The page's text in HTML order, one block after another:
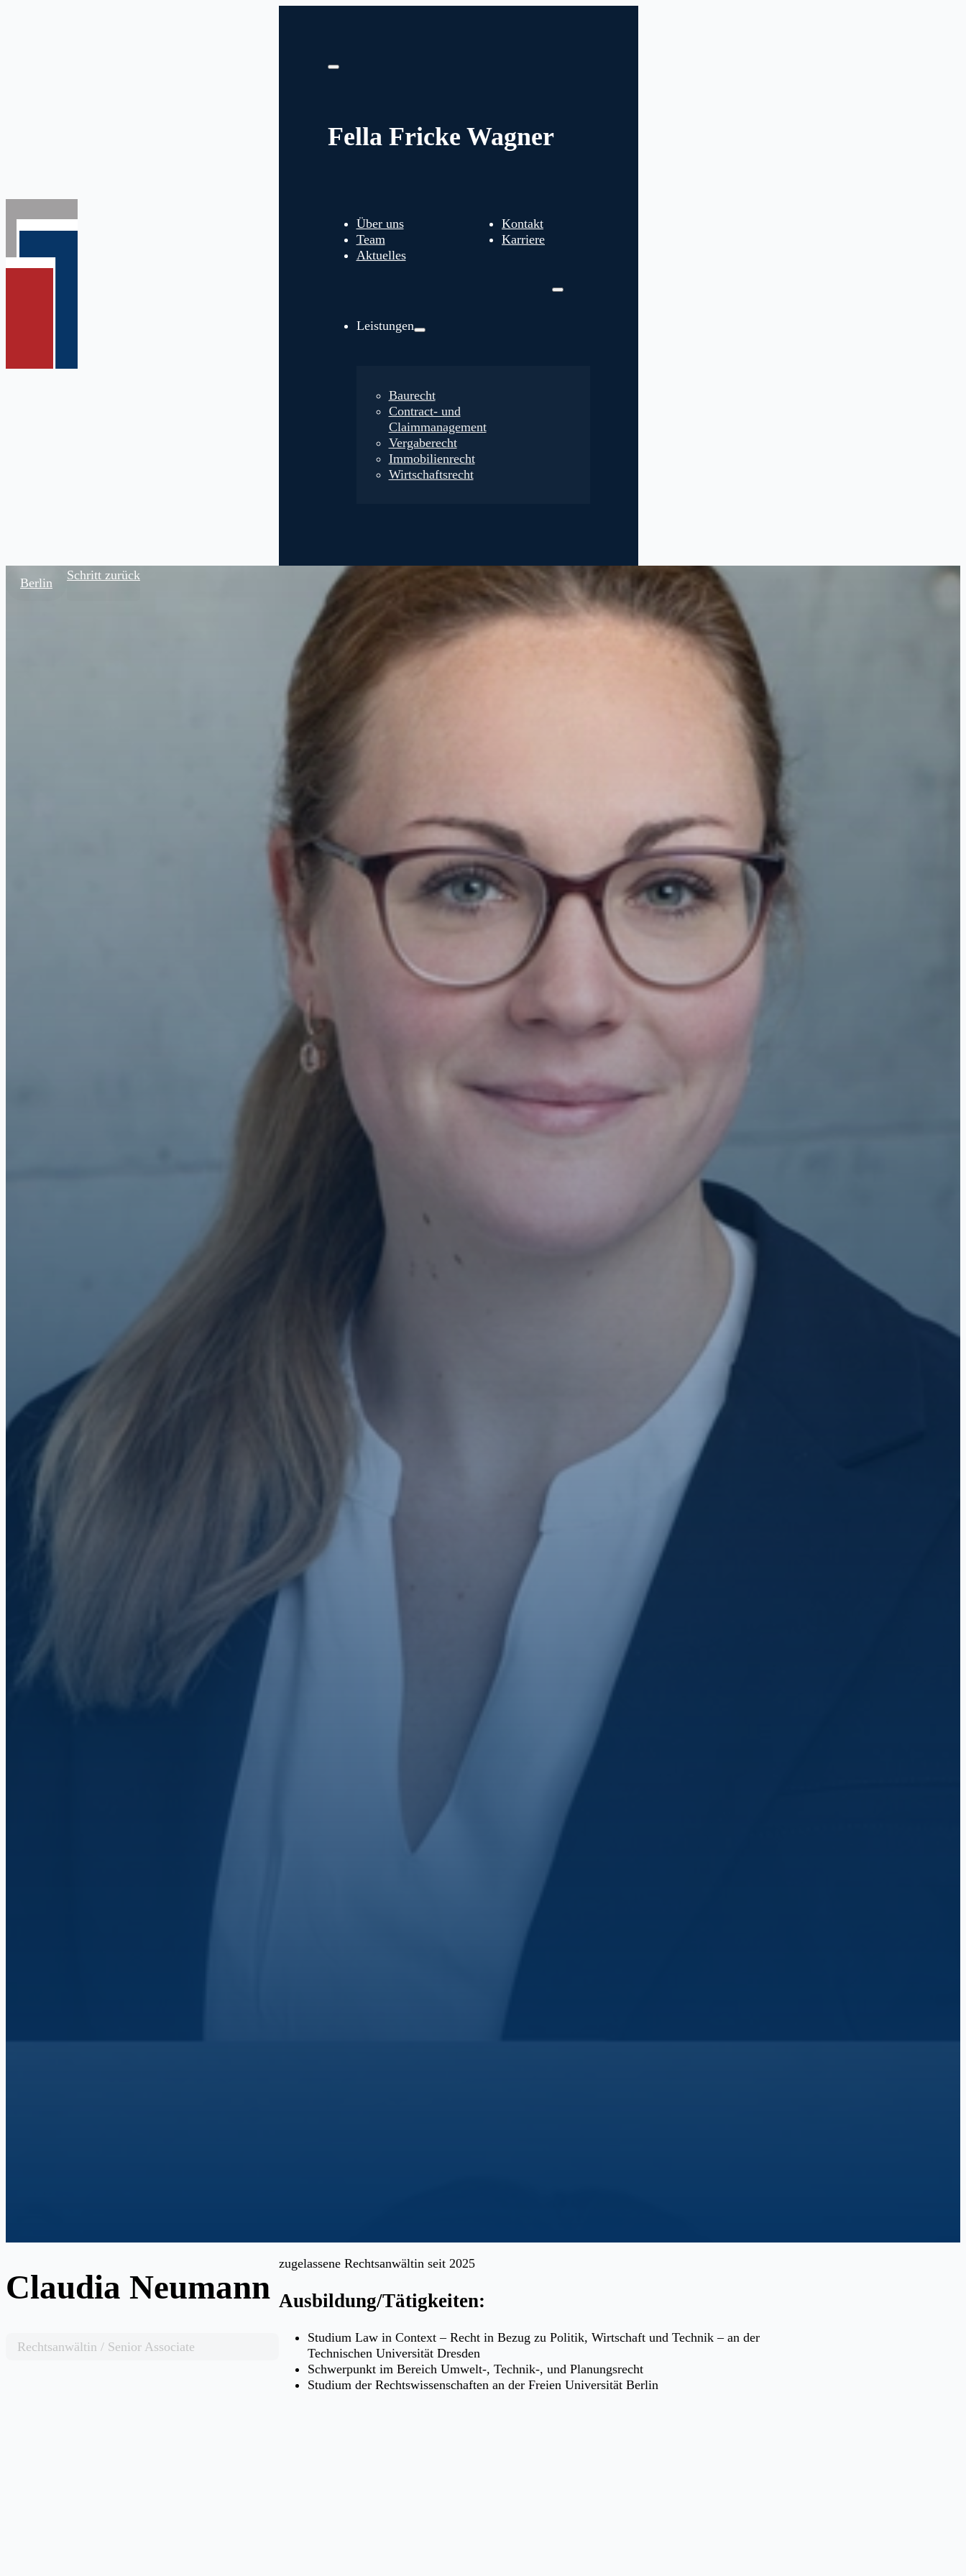
Fella Fricke Wagner
Über uns
Team
Aktuelles
Kontakt
Karriere
Leistungen
Baurecht
Contract- und
Claimmanagement
Vergaberecht
Immobilienrecht
Wirtschaftsrecht
Berlin
Schritt zurück
Claudia Neumann
Rechtsanwältin / Senior Associate
zugelassene Rechtsanwältin seit 2025
Ausbildung/Tätigkeiten:
Studium Law in Context – Recht in Bezug zu Politik, Wirtschaft und Technik – an der
Technischen Universität Dresden
Schwerpunkt im Bereich Umwelt-, Technik-, und Planungsrecht
Studium der Rechtswissenschaften an der Freien Universität Berlin